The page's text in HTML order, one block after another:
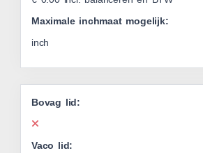
Maximale inchmaat mogelijk:
inch
Bovag lid:
Vaco lid: